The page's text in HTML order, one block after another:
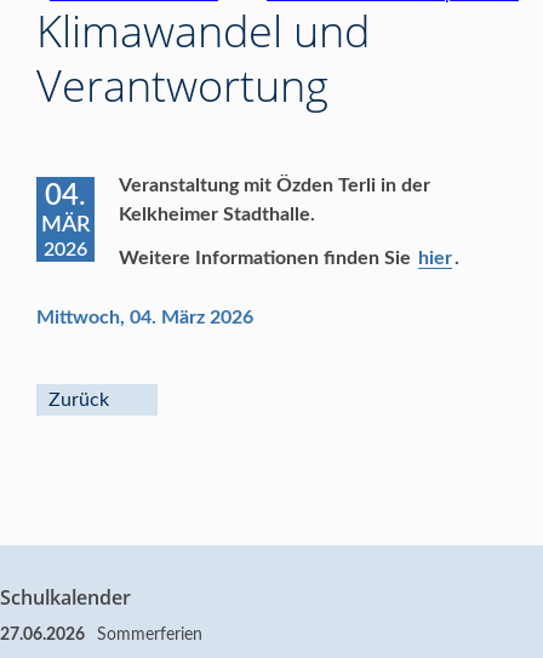
Klimawandel und
Verantwortung
04.
MÄR
2026
Veranstaltung mit Özden Terli in der
Kelkheimer Stadthalle.
Weitere Informationen finden Sie hier.
Mittwoch, 04. März 2026
Zurück
Schulkalender
27.06.2026
Sommerferien